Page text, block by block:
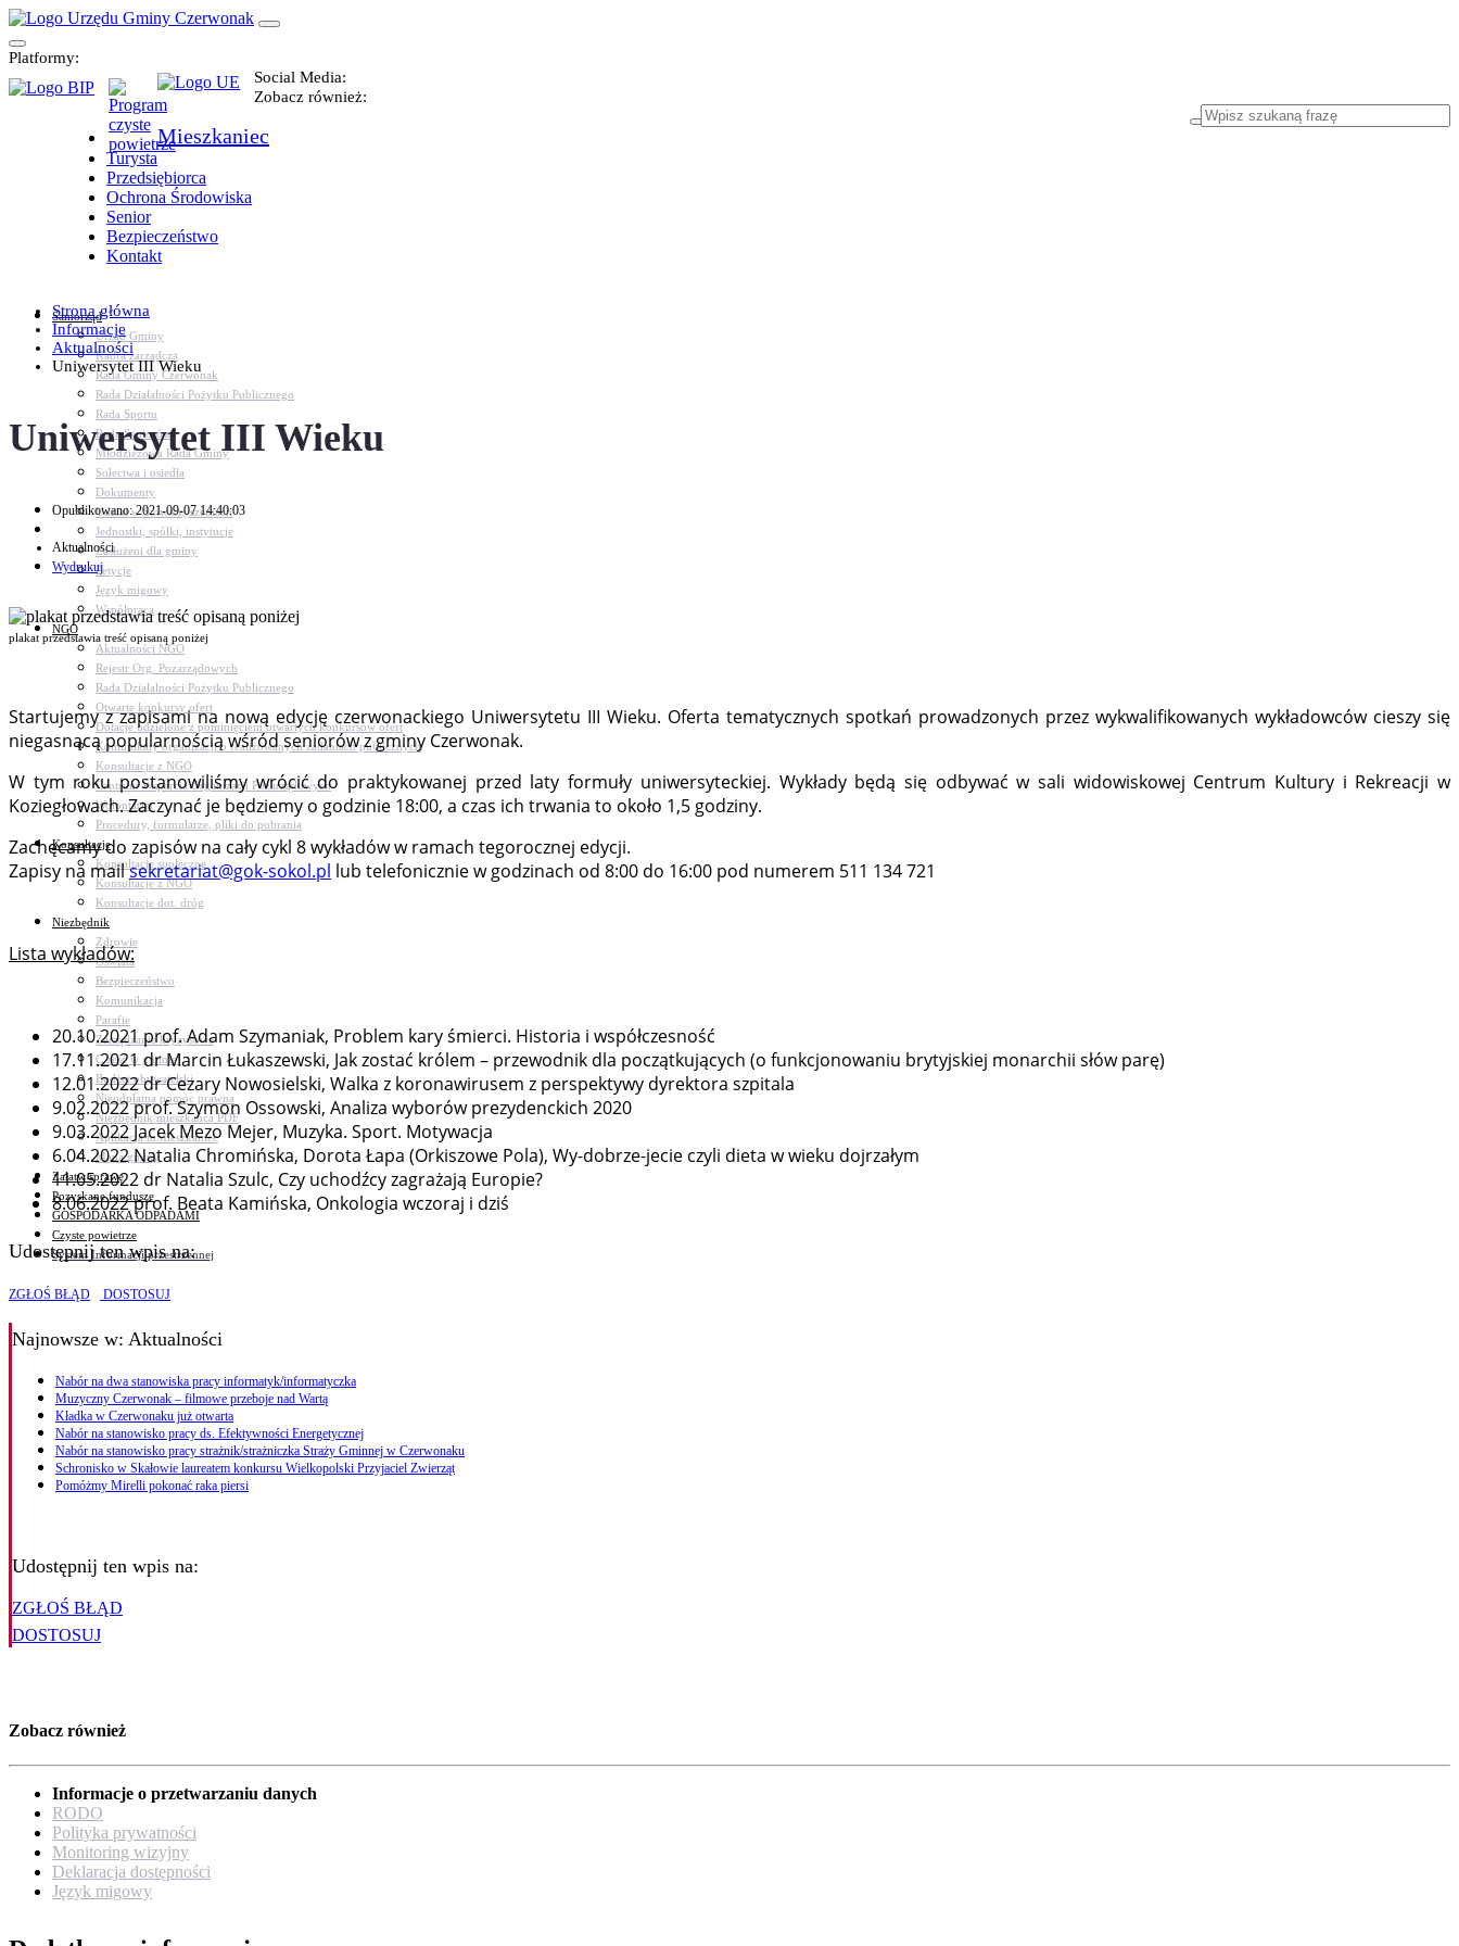
Platformy:
Social Media:
Zobacz również:
Mieszkaniec
Turysta
Przedsiębiorca
Ochrona Środowiska
Senior
Bezpieczeństwo
Kontakt
Samorząd
Urząd Gminy
Kadra zarządcza
Rada Gminy Czerwonak
Rada Działalności Pożytku Publicznego
Rada Sportu
Rada Seniorów
Młodzieżowa Rada Gminy
Sołectwa i osiedla
Dokumenty
Udział w Stowarzyszeniach
Jednostki, spółki, instytucje
Zasłużeni dla gminy
Petycje
Język migowy
Współpraca
NGO
Aktualności NGO
Rejestr Org. Pozarządowych
Rada Działalności Pożytku Publicznego
Otwarte konkursy ofert
Dotacje udzielone z pominięciem otwartych konkursów ofert
Komunikaty organizacji o realizowanych zadaniach publicznych
Konsultacje z NGO
Centrum Wsparcia Organizacji Pozarządowych
Wolontariat
Procedury, formularze, pliki do pobrania
Konsultacje
Konsultacje społeczne
Konsultacje z NGO
Konsultacje dot. dróg
Niezbędnik
Zdrowie
Oświata
Bezpieczeństwo
Komunikacja
Parafie
Zarządzanie kryzysowe
C.ześć w gminie!
Budżet obywatelski
Nieodpłatna pomoc prawna
Niezbędnik mieszkańca PDF
Aplikacja mMieszkaniec
Mapa gminy
Załatw sprawę
Pozyskane fundusze
GOSPODARKA ODPADAMI
Czyste powietrze
System Informacji przestrzennej
Strona główna
Informacje
Aktualności
Uniwersytet III Wieku
Uniwersytet III Wieku
Opublikowano: 2021-09-07 14:40:03
Aktualności
Wydrukuj
plakat przedstawia treść opisaną poniżej
Startujemy z zapisami na nową edycję czerwonackiego Uniwersytetu III Wieku. Oferta tematycznych spotkań prowadzonych przez wykwalifikowanych wykładowców cieszy się
niegasnącą popularnością wśród seniorów z gminy Czerwonak.
W tym roku postanowiliśmy wrócić do praktykowanej przed laty formuły uniwersyteckiej. Wykłady będą się odbywać w sali widowiskowej Centrum Kultury i Rekreacji w
Koziegłowach. Zaczynać je będziemy o godzinie 18:00, a czas ich trwania to około 1,5 godziny.
Zachęcamy do zapisów na cały cykl 8 wykładów w ramach tegorocznej edycji.
Zapisy na mailsekretariat@gok-sokol.pl lub telefonicznie w godzinach od 8:00 do 16:00 pod numerem 511 134 721
Lista wykładów:
20.10.2021 prof. Adam Szymaniak, Problem kary śmierci. Historia i współczesność
17.11.2021 dr Marcin Łukaszewski, Jak zostać królem – przewodnik dla początkujących (o funkcjonowaniu brytyjskiej monarchii słów parę)
12.01.2022 dr Cezary Nowosielski, Walka z koronawirusem z perspektywy dyrektora szpitala
9.02.2022 prof. Szymon Ossowski, Analiza wyborów prezydenckich 2020
9.03.2022 Jacek Mezo Mejer, Muzyka. Sport. Motywacja
6.04.2022 Natalia Chromińska, Dorota Łapa (Orkiszowe Pola), Wy-dobrze-jecie czyli dieta w wieku dojrzałym
11.05.2022 dr Natalia Szulc, Czy uchodźcy zagrażają Europie?
8.06.2022 prof. Beata Kamińska, Onkologia wczoraj i dziś
Udostępnij ten wpis na:
ZGŁOŚ BŁĄD DOSTOSUJ
Najnowsze w: Aktualności
Nabór na dwa stanowiska pracy informatyk/informatyczka
Muzyczny Czerwonak – filmowe przeboje nad Wartą
Kładka w Czerwonaku już otwarta
Nabór na stanowisko pracy ds. Efektywności Energetycznej
Nabór na stanowisko pracy strażnik/strażniczka Straży Gminnej w Czerwonaku
Schronisko w Skałowie laureatem konkursu Wielkopolski Przyjaciel Zwierząt
Pomóżmy Mirelli pokonać raka piersi
Udostępnij ten wpis na:
ZGŁOŚ BŁĄD
DOSTOSUJ
Zobacz również
Informacje o przetwarzaniu danych
RODO
Polityka prywatności
Monitoring wizyjny
Deklaracja dostępności
Język migowy